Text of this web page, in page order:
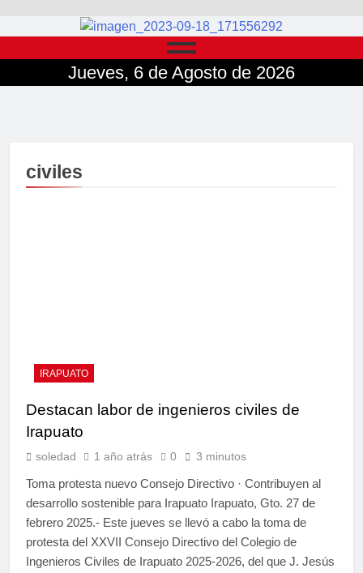
Jueves, 6 de Agosto de 2026
civiles
IRAPUATO
Destacan labor de ingenieros civiles de
Irapuato
soledad 1 año atrás 0 3 minutos
Toma protesta nuevo Consejo Directivo · Contribuyen al
desarrollo sostenible para Irapuato Irapuato, Gto. 27 de
febrero 2025.- Este jueves se llevó a cabo la toma de
protesta del XXVII Consejo Directivo del Colegio de
Ingenieros Civiles de Irapuato 2025-2026, del que J. Jesús